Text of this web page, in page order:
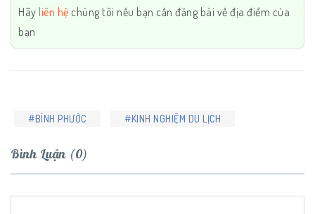
Hãy liên hệ chúng tôi nếu bạn cần đăng bài về địa điểm của
bạn
#BÌNH PHƯỚC #KINH NGHIỆM DU LỊCH
Bình Luận (0)